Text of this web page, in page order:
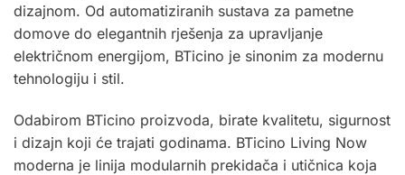
dizajnom. Od automatiziranih sustava za pametne
domove do elegantnih rješenja za upravljanje
električnom energijom, BTicino je sinonim za modernu
tehnologiju i stil.
Odabirom BTicino proizvoda, birate kvalitetu, sigurnost
i dizajn koji će trajati godinama. BTicino Living Now
moderna je linija modularnih prekidača i utičnica koja